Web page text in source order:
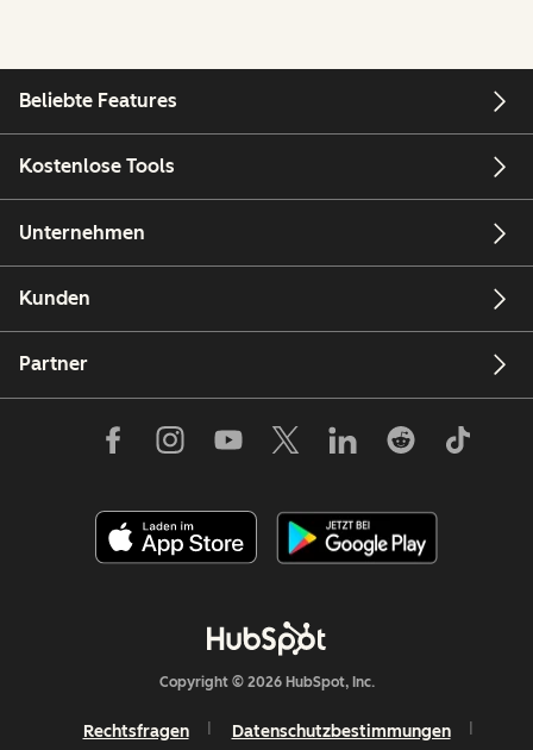
Beliebte Features
Kostenlose Tools
Unternehmen
Kunden
Partner
Copyright © 2026 HubSpot, Inc.
Rechtsfragen Datenschutzbestimmungen